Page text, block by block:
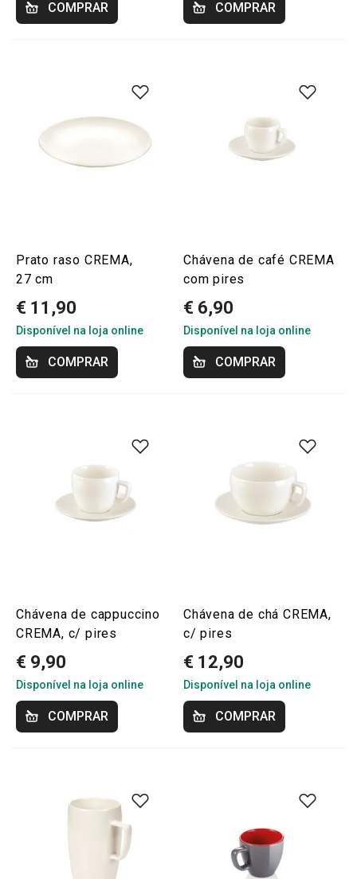
COMPRAR COMPRAR
Prato raso CREMA,
27 cm
€ 11,90
Disponível na loja online
COMPRAR
Chávena de café CREMA
com pires
€ 6,90
Disponível na loja online
COMPRAR
Chávena de cappuccino
CREMA, c/ pires
€ 9,90
Disponível na loja online
COMPRAR
Chávena de chá CREMA,
c/ pires
€ 12,90
Disponível na loja online
COMPRAR